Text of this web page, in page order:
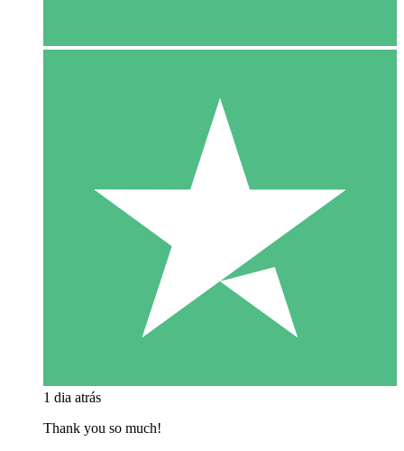
1 dia atrás
Thank you so much!